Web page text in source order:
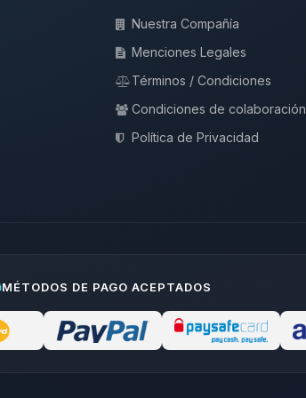
Nuestra Compañía
Menciones Legales
Términos / Condiciones
Condiciones de colaboración
Política de Privacidad
MÉTODOS DE PAGO ACEPTADOS